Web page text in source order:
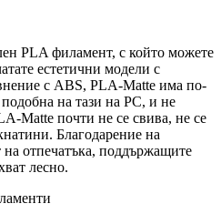
PLA филамент, с който можете
естетични модели с
с ABS, PLA-Matte има по-
на тази на PC, и не
Matte почти не се свива, не се
Благодарение на
на отпечатъка, поддържащите
лесно.